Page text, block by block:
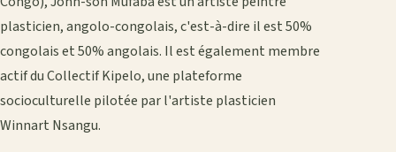
plasticien, angolo-congolais, c'est-à-dire il est 50%
congolais et 50% angolais. Il est également membre
actif du Collectif Kipelo, une plateforme
socioculturelle pilotée par l'artiste plasticien
Winnart Nsangu.